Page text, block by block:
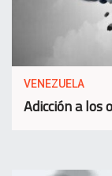
VENEZUELA
Adicción a los